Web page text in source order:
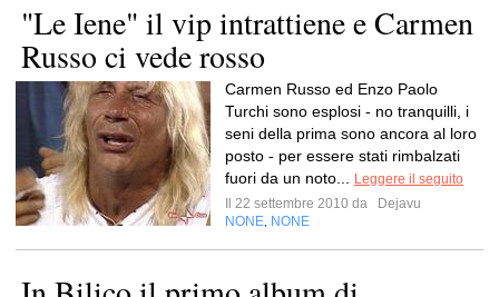
"Le Iene" il vip intrattiene e Carmen
Russo ci vede rosso
Carmen Russo ed Enzo Paolo
Turchi sono esplosi - no tranquilli, i
seni della prima sono ancora al loro
posto - per essere stati rimbalzati
fuori da un noto...
Leggere il seguito
Il 22 settembre 2010 da
Dejavu
NONE NONE